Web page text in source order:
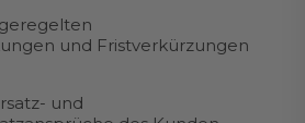
und Fristverkürzungen
und